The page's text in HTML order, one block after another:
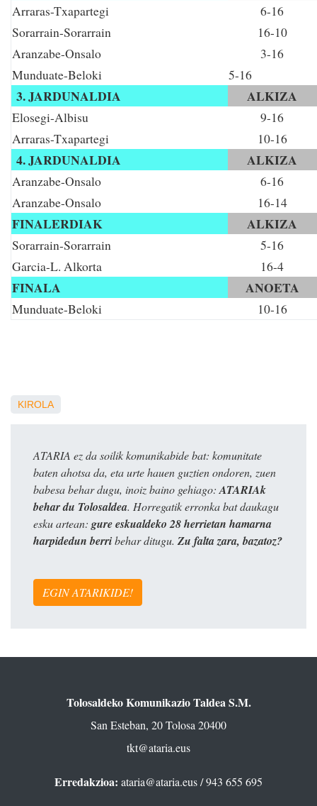
Arraras-Txapartegi
6-16
Sorarrain-Sorarrain
16-10
Aranzabe-Onsalo
3-16
Munduate-Beloki
5-16
3. JARDUNALDIA ALKIZA
Elosegi-Albisu
9-16
Arraras-Txapartegi
10-16
4. JARDUNALDIA ALKIZA
Aranzabe-Onsalo
6-16
Aranzabe-Onsalo
16-14
FINALERDIAK ALKIZA
Sorarrain-Sorarrain
5-16
Garcia-L. Alkorta
16-4
FINALA ANOETA
Munduate-Beloki 10-16
KIROLA
ATARIA ez da soilik komunikabide bat: komunitate
baten ahotsa da, eta urte hauen guztien ondoren, zuen
babesa behar dugu, inoiz baino gehiago:ATARIAk
behar du Tolosaldea. Horregatik erronka bat daukagu
esku artean: gure eskualdeko 28 herrietan hamarna
harpidedun berribehar ditugu. Zu falta zara, bazatoz?
EGIN ATARIKIDE!
Tolosaldeko Komunikazio Taldea S.M.
San Esteban, 20 Tolosa 20400
tkt@ataria.eus
Erredakzioa: ataria@ataria.eus/ 943 655 695